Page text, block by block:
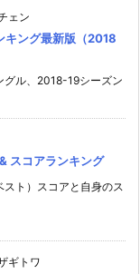
ェン
キング最新版（2018
グル、2018-19シーズン
スコアランキング
ト）スコアと自身のス
ギトワ